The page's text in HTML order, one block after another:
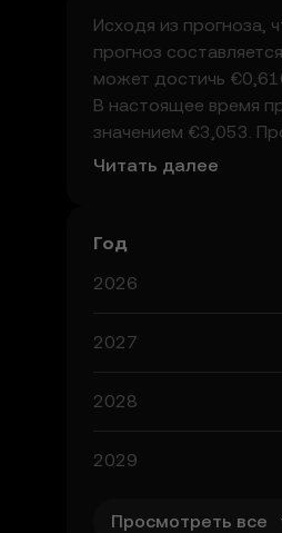
Исходя из прогноза,
прогноз
может достичь
В настоящее время
значением €3,053.
криптовалютами, а
Читать далее
Год
2026
2027
2028
2029
Просмотреть все